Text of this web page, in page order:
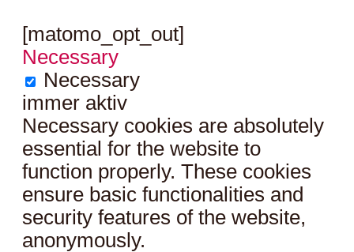
[matomo_opt_out]
Necessary
Necessary
immer aktiv
Necessary cookies are absolutely
essential for the website to
function properly. These cookies
ensure basic functionalities and
security features of the website,
anonymously.